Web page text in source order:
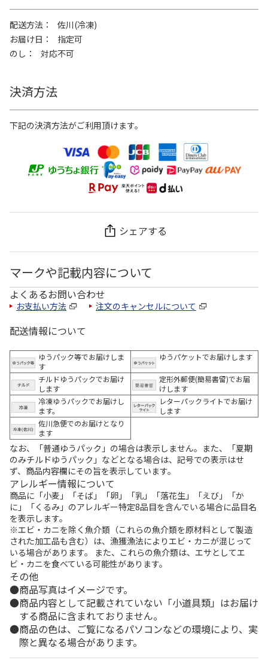
配送方法
佐川(冷凍)
お届け日
指定可
のし
対応不可
決済方法
下記の決済方法がご利用頂けます。
シェアする
マークや記載内容について
よくあるお問い合わせ
お支払い方法 注文のキャンセルについて
配送情報について
ゆうパック等でお届けしま
す
ゆうパケットでお届けします
チルドゆうパックでお届け
します
定形外郵便(簡易書留)でお届
けします
冷凍ゆうパックでお届けし
ます。
レターパックライトでお届け
します
佐川急便でのお届けとなり
ます
なお、「普通ゆうパック」の場合は表示しません。また、「夏期
のみチルドゆうパック」などとなる場合は、記号での表示はせ
ず、商品内容欄にその旨を表示しています。
アレルギー情報について
商品に「小麦」「そば」「卵」「乳」「落花生」「えび」「か
に」「くるみ」のアレルギー特定8品目を含んでいる場合に品目名
を表示します。
※エビ・カニを除く魚介類（これらの魚介類を原材料として製造
された加工品も含む）は、漁獲漁法によりエビ・カニが混じって
いる場合があります。 また、これらの魚介類は、エサとしてエ
ビ・カニを食べている可能性があります。
その他
商品写真はイメージです。
商品内容として記載されていない「小道具類」はお届け
する商品に含まれておりません。
商品の色は、ご覧になるパソコンなどの環境により、実
際と異なる場合があります。